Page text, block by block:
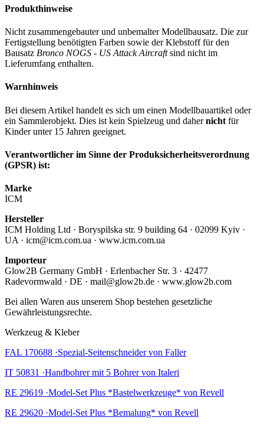
Produkthinweise
Nicht zusammengebauter und unbemalter Modellbausatz. Die zur
Fertigstellung benötigten Farben sowie der Klebstoff für den
Bausatz Bronco NOGS - US Attack Aircraftsind nicht im
Lieferumfang enthalten.
Warnhinweis
Bei diesem Artikel handelt es sich um einen Modellbauartikel oder
ein Sammlerobjekt. Dies ist kein Spielzeug und dahernicht für
Kinder unter 15 Jahren geeignet.
Verantwortlicher im Sinne der Produksicherheitsverordnung
(GPSR) ist:
Marke
ICM
Hersteller
ICM Holding Ltd · Boryspilska str. 9 building 64 · 02099 Kyiv ·
UA · icm@icm.com.ua · www.icm.com.ua
Importeur
Glow2B Germany GmbH · Erlenbacher Str. 3 · 42477
Radevormwald · DE · mail@glow2b.de · www.glow2b.com
Bei allen Waren aus unserem Shop bestehen gesetzliche
Gewährleistungsrechte.
Werkzeug & Kleber
FAL 170688 ·Spezial-Seitenschneider von Faller
IT 50831 ·Handbohrer mit 5 Bohrer von Italeri
RE 29619 ·Model-Set Plus *Bastelwerkzeuge* von Revell
RE 29620 ·Model-Set Plus *Bemalung* von Revell